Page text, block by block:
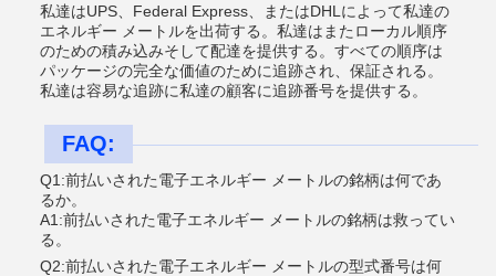
私達はUPS、Federal Express、またはDHLによって私達の
エネルギー メートルを出荷する。私達はまたローカル順序
のための積み込みそして配達を提供する。すべての順序は
パッケージの完全な価値のために追跡され、保証される。
私達は容易な追跡に私達の顧客に追跡番号を提供する。
FAQ:
Q1:前払いされた電子エネルギー メートルの銘柄は何であ
るか。
A1:前払いされた電子エネルギー メートルの銘柄は救ってい
る。
Q2:前払いされた電子エネルギー メートルの型式番号は何